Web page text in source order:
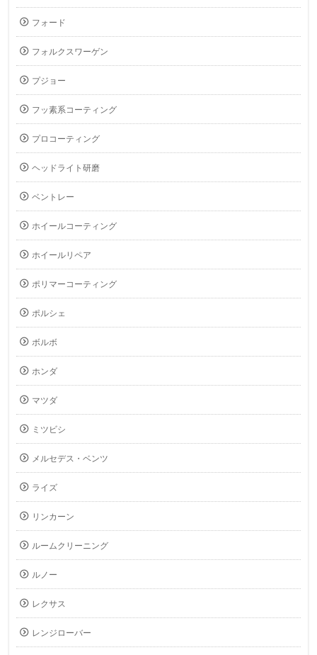
フォード
フォルクスワーゲン
プジョー
フッ素系コーティング
プロコーティング
ヘッドライト研磨
ベントレー
ホイールコーティング
ホイールリペア
ポリマーコーティング
ポルシェ
ボルボ
ホンダ
マツダ
ミツビシ
メルセデス・ベンツ
ライズ
リンカーン
ルームクリーニング
ルノー
レクサス
レンジローバー